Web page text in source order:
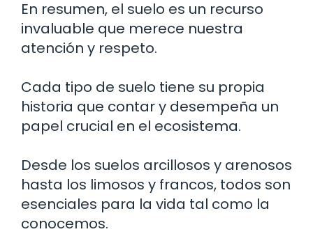
En resumen, el suelo es un recurso
invaluable que merece nuestra
atención y respeto.
Cada tipo de suelo tiene su propia
historia que contar y desempeña un
papel crucial en el ecosistema.
Desde los suelos arcillosos y arenosos
hasta los limosos y francos, todos son
esenciales para la vida tal como la
conocemos.